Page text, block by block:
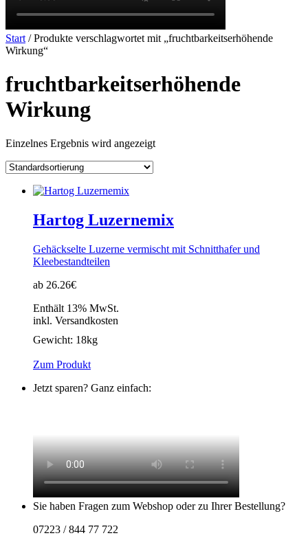
Start / Produkte verschlagwortet mit „fruchtbarkeitserhöhende
Wirkung“
fruchtbarkeitserhöhende
Wirkung
Einzelnes Ergebnis wird angezeigt
Hartog Luzernemix
Gehäckselte Luzerne vermischt mit Schnitthafer und
Kleebestandteilen
ab 26.26€
Enthält 13% MwSt.
inkl. Versandkosten
Gewicht: 18kg
Zum Produkt
Jetzt sparen? Ganz einfach:
Sie haben Fragen zum Webshop oder zu Ihrer Bestellung?
07223 / 844 77 722